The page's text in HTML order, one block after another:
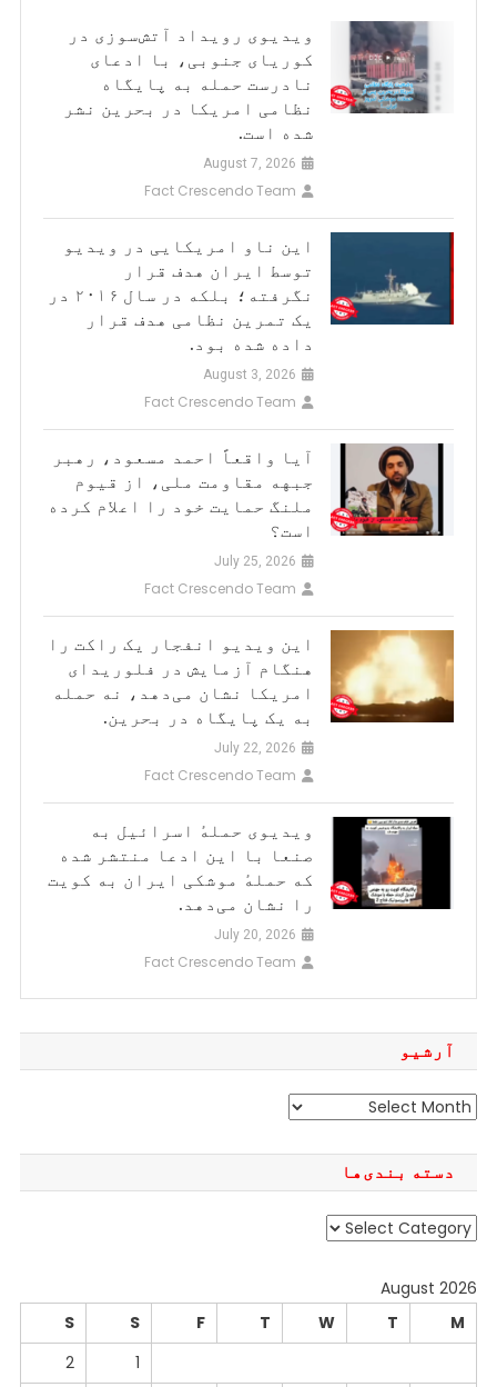
ویدیوی رویداد آتش‌سوزی در
کوریای جنوبی، با ادعای
نادرست حمله به پایگاه
نظامی امریکا در بحرین نشر
شده است.
August 7, 2026
Fact Crescendo Team
این ناو امریکایی در ویدیو
توسط ایران هدف قرار
نگرفته؛ بلکه در سال ۲۰۱۶ در
یک تمرین نظامی هدف قرار
داده شده بود.
August 3, 2026
Fact Crescendo Team
آیا واقعاً احمد مسعود، رهبر
جبهه مقاومت ملی، از قیوم
ملنگ حمایت خود را اعلام کرده
است؟
July 25, 2026
Fact Crescendo Team
این ویدیو انفجار یک راکت را
هنگام آزمایش در فلوریدای
امریکا نشان می‌دهد، نه حمله
به یک پایگاه در بحرین.
July 22, 2026
Fact Crescendo Team
ویدیوی حملهٔ اسرائیل به
صنعا با این ادعا منتشر شده
که حملهٔ موشکی ایران به کویت
را نشان می‌دهد.
July 20, 2026
Fact Crescendo Team
آرشیو
آرشیو
دسته بندی‌ها
دسته
August 2026
M
T
W
T
F
S
S
1
2